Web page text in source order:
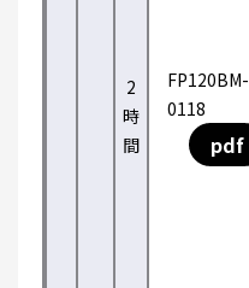
2
時
間
FP120BM-
0118
pdf